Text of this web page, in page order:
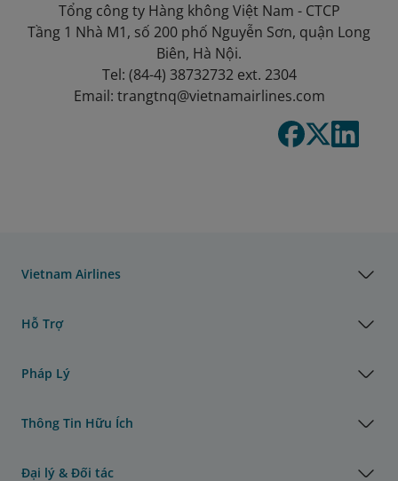
Tổng công ty Hàng không Việt Nam - CTCP
Tầng 1 Nhà M1, số 200 phố Nguyễn Sơn, quận Long
Biên, Hà Nội.
Tel: (84-4) 38732732 ext. 2304
Email: trangtnq@vietnamairlines.com
Vietnam Airlines
Hỗ Trợ
Pháp Lý
Thông Tin Hữu Ích
Đại lý & Đối tác